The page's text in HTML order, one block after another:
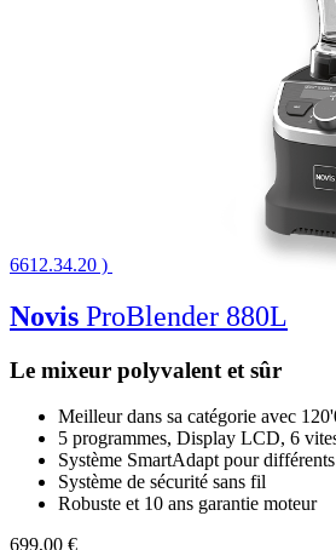
6612.34.20 )
Novis ProBlender 880L
Le mixeur polyvalent et sûr
Meilleur dans sa catégorie avec
5 programmes, Display LCD, 6
Système SmartAdapt pour
Système de sécurité sans fil
Robuste et 10 ans garantie moteur
699,00 €